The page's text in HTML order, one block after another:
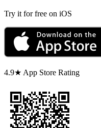
Try it for free on iOS
4.9★ App Store Rating